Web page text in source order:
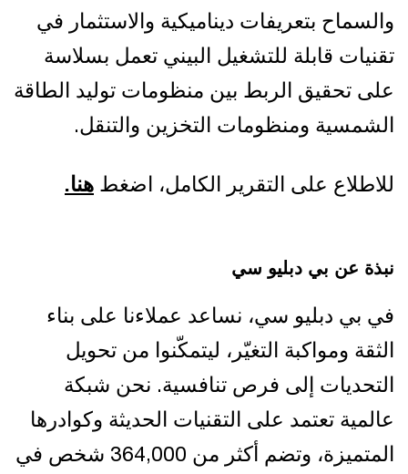
والسماح بتعريفات ديناميكية والاستثمار في
تقنيات قابلة للتشغيل البيني تعمل بسلاسة
على تحقيق الربط بين منظومات توليد الطاقة
الشمسية ومنظومات التخزين والتنقل.
للاطلاع على التقرير الكامل، اضغط هنا.
نبذة عن بي دبليو سي
في بي دبليو سي، نساعد عملاءنا على بناء
الثقة ومواكبة التغيّر، ليتمكّنوا من تحويل
التحديات إلى فرص تنافسية. نحن شبكة
عالمية تعتمد على التقنيات الحديثة وكوادرها
المتميزة، وتضم أكثر من 364,000 شخص في